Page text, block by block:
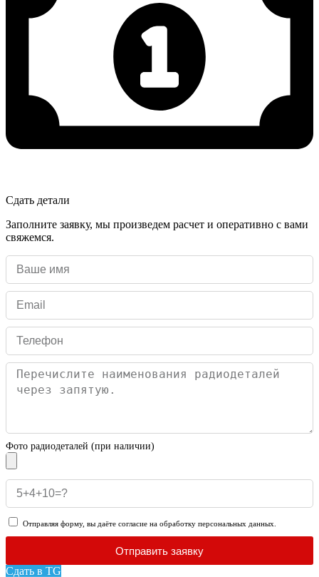
Сдать детали
Заполните заявку, мы произведем расчет и оперативно с вами
свяжемся.
Фото радиодеталей (при наличии)
Отправляя форму, вы даёте согласие на обработку персональных данных.
Отправить заявку
Сдать в TG